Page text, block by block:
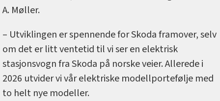
A. Møller.
– Utviklingen er spennende for Skoda framover, selv
om det er litt ventetid til vi ser en elektrisk
stasjonsvogn fra Skoda på norske veier. Allerede i
2026 utvider vi vår elektriske modellportefølje med
to helt nye modeller.